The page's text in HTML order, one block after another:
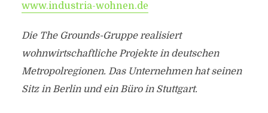
www.industria-wohnen.de
Die The Grounds-Gruppe realisiert
wohnwirtschaftliche Projekte in deutschen
Metropolregionen. Das Unternehmen hat seinen
Sitz in Berlin und ein Büro in Stuttgart.